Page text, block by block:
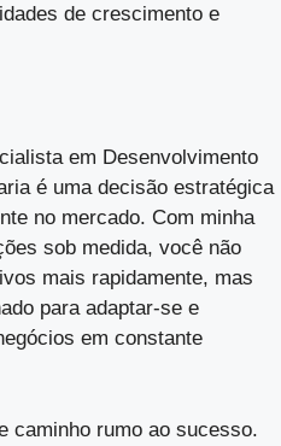
de crescimento e
em Desenvolvimento
é uma decisão estratégica
no mercado. Com minha
sob medida, você não
mais rapidamente, mas
para adaptar-se e
em constante
caminho rumo ao sucesso.